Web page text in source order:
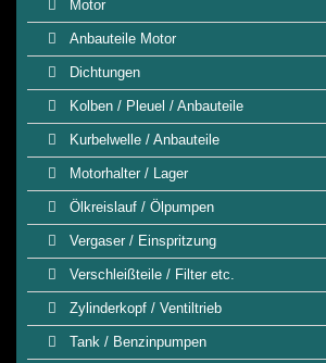
Motor
Anbauteile Motor
Dichtungen
Kolben / Pleuel / Anbauteile
Kurbelwelle / Anbauteile
Motorhalter / Lager
Ölkreislauf / Ölpumpen
Vergaser / Einspritzung
Verschleißteile / Filter etc.
Zylinderkopf / Ventiltrieb
Tank / Benzinpumpen